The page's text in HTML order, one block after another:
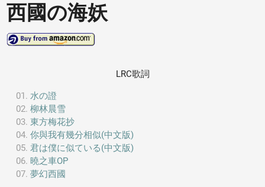
西國の海妖
LRC歌詞
水の證
柳林晨雪
東方梅花抄
你與我有幾分相似(中文版)
君は僕に似ている(中文版)
曉之車OP
夢幻西國